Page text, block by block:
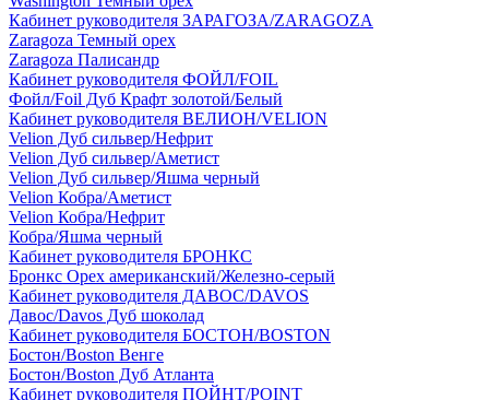
Кабинет руководителя ЗАРАГОЗА/ZARAGOZA
Zaragoza Темный орех
Zaragoza Палисандр
Кабинет руководителя ФОЙЛ/FOIL
Фойл/Foil Дуб Крафт золотой/Белый
Кабинет руководителя ВЕЛИОН/VELION
Velion Дуб сильвер/Нефрит
Velion Дуб сильвер/Аметист
Velion Дуб сильвер/Яшма черный
Velion Кобра/Аметист
Velion Кобра/Нефрит
Кобра/Яшма черный
Кабинет руководителя БРОНКС
Бронкс Орех американский/Железно-серый
Кабинет руководителя ДАВОС/DAVOS
Давос/Davos Дуб шоколад
Кабинет руководителя БОСТОН/BOSTON
Бостон/Boston Венге
Бостон/Boston Дуб Атланта
Кабинет руководителя ПОЙНТ/POINT